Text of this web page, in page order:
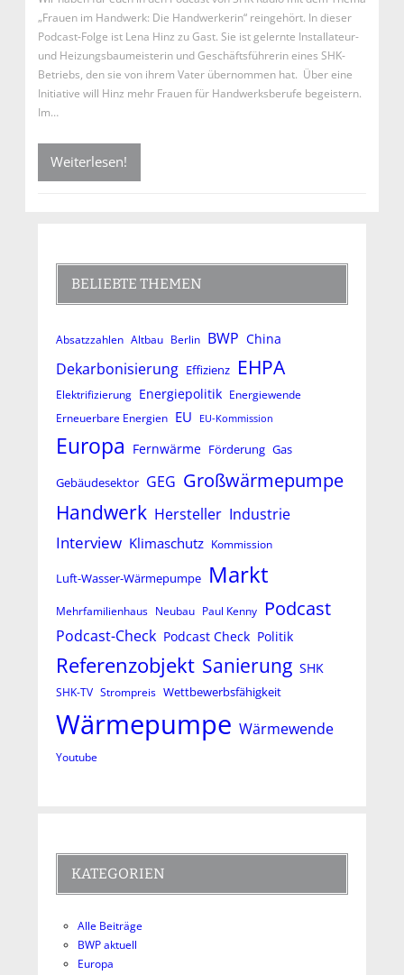
„Frauen im Handwerk: Die Handwerkerin“ reingehört. In dieser
Podcast-Folge ist Lena Hinz zu Gast. Sie ist gelernte Installateur-
und Heizungsbaumeisterin und Geschäftsführerin eines SHK-
Betriebs, den sie von ihrem Vater übernommen hat. Über eine
Initiative will Hinz mehr Frauen für Handwerksberufe begeistern.
Im…
Weiterlesen!
BELIEBTE THEMEN
Absatzzahlen Altbau Berlin BWP China
Dekarbonisierung Effizienz EHPA
Elektrifizierung Energiepolitik Energiewende
Erneuerbare Energien EU EU-Kommission
Europa Fernwärme Förderung Gas
Gebäudesektor GEG Großwärmepumpe
Handwerk Hersteller Industrie
Interview Klimaschutz Kommission
Luft-Wasser-Wärmepumpe Markt
Mehrfamilienhaus Neubau Paul Kenny Podcast
Podcast-Check Podcast Check Politik
Referenzobjekt Sanierung SHK
SHK-TV Strompreis Wettbewerbsfähigkeit
Wärmepumpe Wärmewende
Youtube
KATEGORIEN
Alle Beiträge
BWP aktuell
Europa